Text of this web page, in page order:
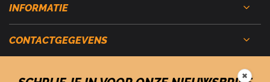
INFORMATIE
CONTACTGEGEVENS
✖